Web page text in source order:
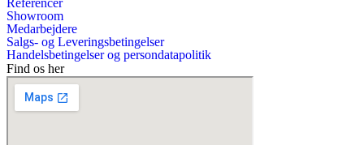
Referencer
Showroom
Medarbejdere
Salgs- og Leveringsbetingelser
Handelsbetingelser og persondatapolitik
Find os her